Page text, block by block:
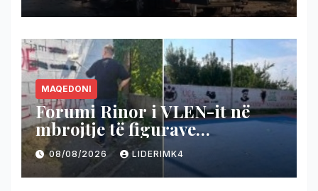
MAQEDONI
Forumi Rinor i VLEN-it në
mbrojtje të figurave
kombëtare: Jo gjuhës së
urrejtjes
08/08/2026 LIDERIMK4